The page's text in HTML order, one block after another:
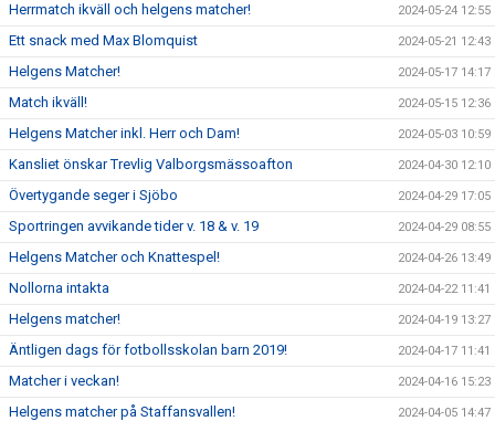
Herrmatch ikväll och helgens matcher! 2024-05-24 12:55
Ett snack med Max Blomquist 2024-05-21 12:43
Helgens Matcher! 2024-05-17 14:17
Match ikväll! 2024-05-15 12:36
Helgens Matcher inkl. Herr och Dam! 2024-05-03 10:59
Kansliet önskar Trevlig Valborgsmässoafton 2024-04-30 12:10
Övertygande seger i Sjöbo 2024-04-29 17:05
Sportringen avvikande tider v. 18 & v. 19 2024-04-29 08:55
Helgens Matcher och Knattespel! 2024-04-26 13:49
Nollorna intakta 2024-04-22 11:41
Helgens matcher! 2024-04-19 13:27
Äntligen dags för fotbollsskolan barn 2019! 2024-04-17 11:41
Matcher i veckan! 2024-04-16 15:23
Helgens matcher på Staffansvallen! 2024-04-05 14:47